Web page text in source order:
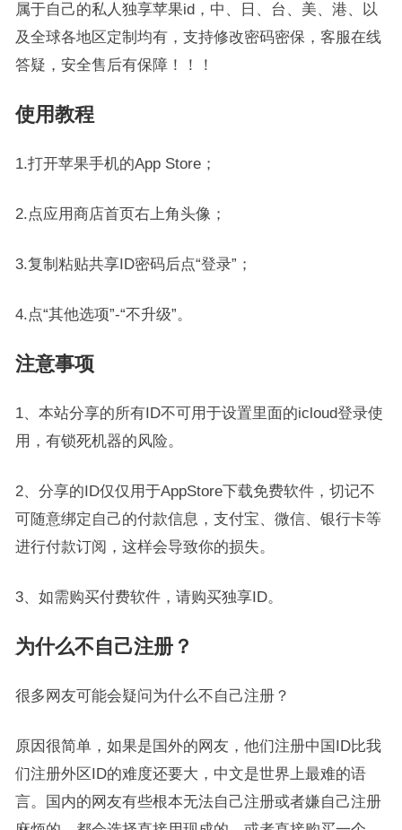
属于自己的私人独享苹果id，中、日、台、美、港、以
及全球各地区定制均有，支持修改密码密保，客服在线
答疑，安全售后有保障！！！
使用教程
1.打开苹果手机的App Store；
2.点应用商店首页右上角头像；
3.复制粘贴共享ID密码后点“登录”；
4.点“其他选项”-“不升级”。
注意事项
1、本站分享的所有ID不可用于设置里面的icloud登录使
用，有锁死机器的风险。
2、分享的ID仅仅用于AppStore下载免费软件，切记不
可随意绑定自己的付款信息，支付宝、微信、银行卡等
进行付款订阅，这样会导致你的损失。
3、如需购买付费软件，请购买独享ID。
为什么不自己注册？
很多网友可能会疑问为什么不自己注册？
原因很简单，如果是国外的网友，他们注册中国ID比我
们注册外区ID的难度还要大，中文是世界上最难的语
言。国内的网友有些根本无法自己注册或者嫌自己注册